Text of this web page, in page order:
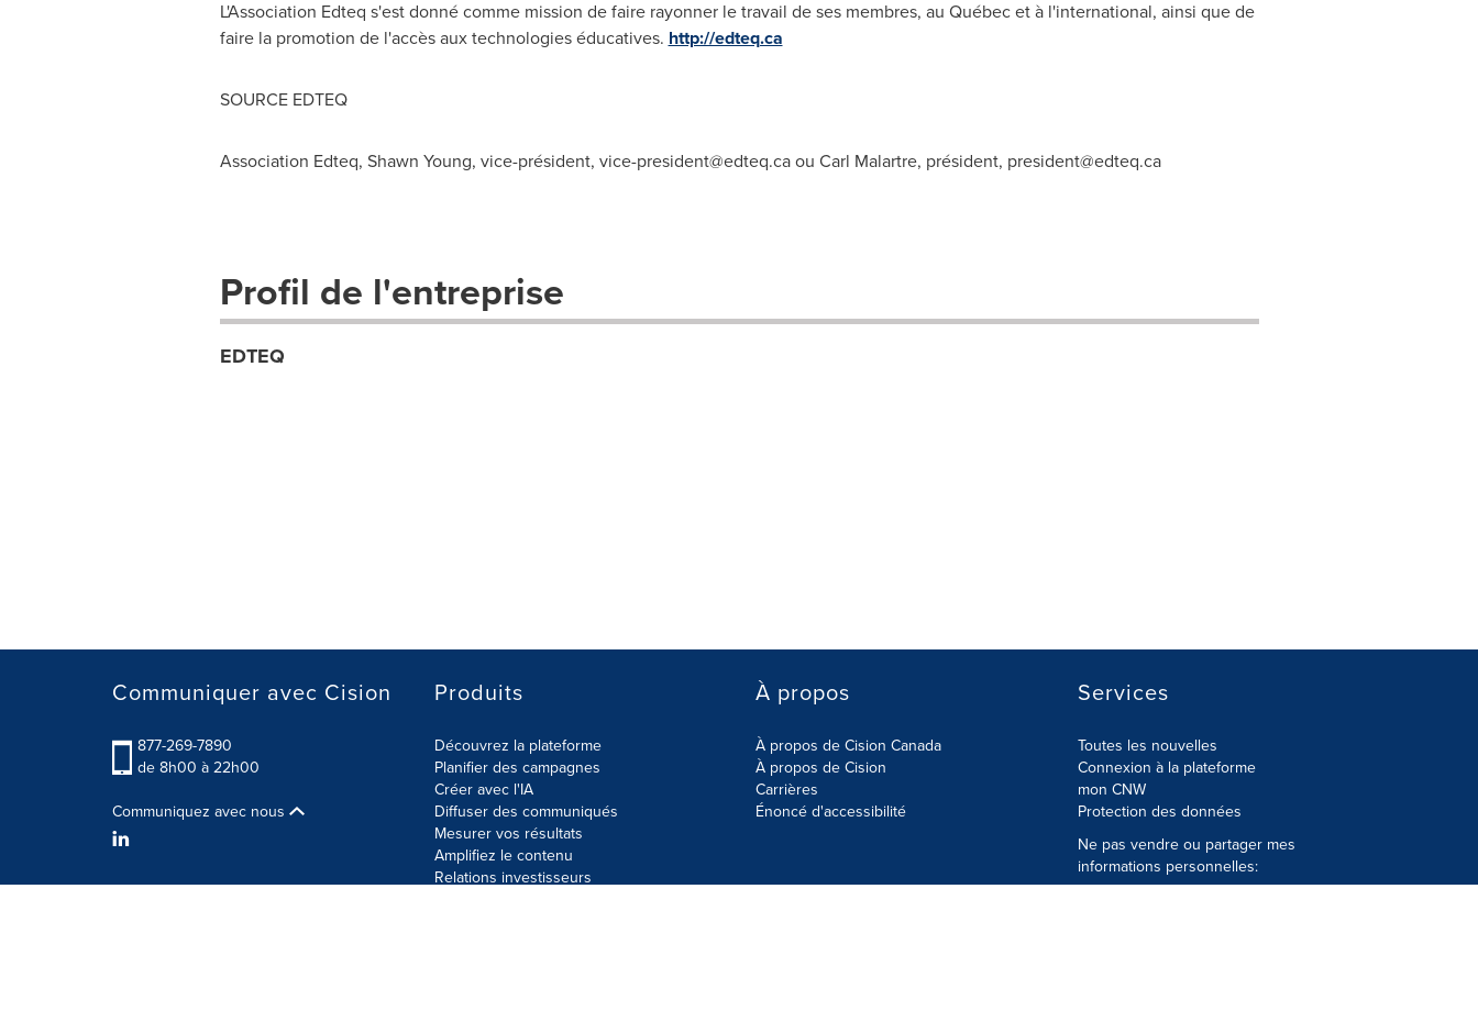
L'Association Edteq s'est donné comme mission de faire rayonner le travail de ses membres, au Québec et à l'international, ainsi que de
faire la promotion de l'accès aux technologies éducatives. http://edteq.ca
SOURCE EDTEQ
Association Edteq, Shawn Young, vice-président, vice-president@edteq.caou Carl Malartre, président, president@edteq.ca
Profil de l'entreprise
EDTEQ
Communiquer avec Cision
877-269-7890
de 8h00 à 22h00
Communiquez avec nous
Produits
Découvrez la plateforme
Planifier des campagnes
Créer avec l'IA
Diffuser des communiqués
Mesurer vos résultats
Amplifiez le contenu
Relations investisseurs
À propos
À propos de Cision Canada
À propos de Cision
Carrières
Énoncé d'accessibilité
Services
Toutes les nouvelles
Connexion à la plateforme
mon CNW
Protection des données
Ne pas vendre ou partager mes
informations personnelles: